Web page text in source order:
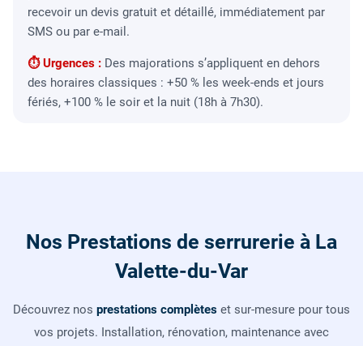
recevoir un devis gratuit et détaillé, immédiatement par
SMS ou par e-mail.
⏱ Urgences : Des majorations s’appliquent en dehors
des horaires classiques : +50 % les week-ends et jours
fériés, +100 % le soir et la nuit (18h à 7h30).
Nos Prestations de serrurerie à La
Valette-du-Var
Découvrez nos prestations complètes et sur-mesure pour tous
vos projets. Installation, rénovation, maintenance avec